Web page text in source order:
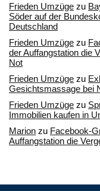
Frieden Umzüge zu
Söder auf der
Deutschland
Frieden Umzüge zu
der Auffangstation die
Not
Frieden Umzüge zu
Gesichtsmassage bei
Frieden Umzüge zu
Immobilien kaufen in
Marion zu Facebook-
Auffangstation die